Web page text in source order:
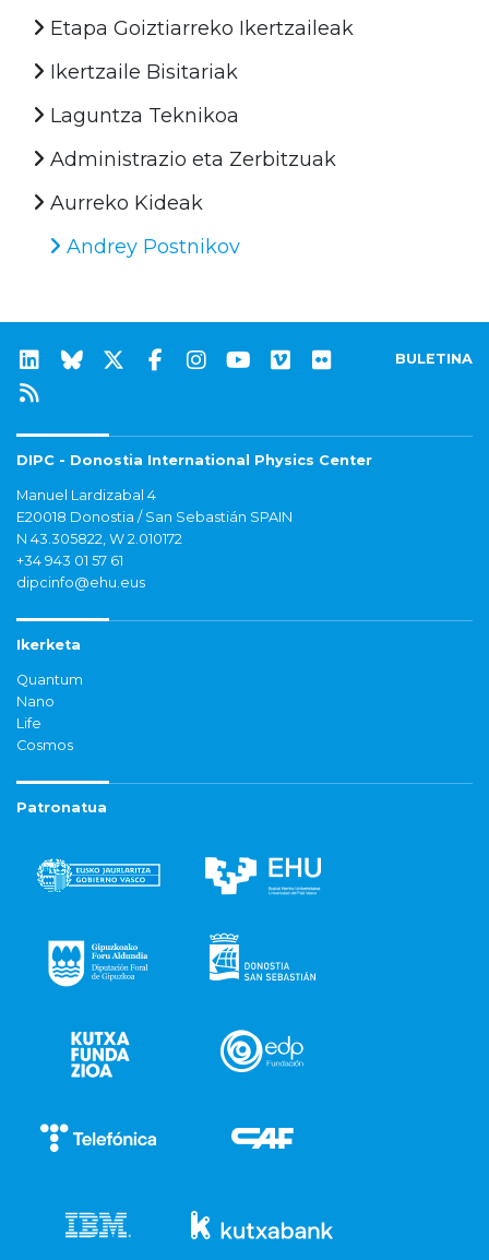
Etapa Goiztiarreko Ikertzaileak
Ikertzaile Bisitariak
Laguntza Teknikoa
Administrazio eta Zerbitzuak
Aurreko Kideak
Andrey Postnikov
BULETINA
DIPC - Donostia International Physics Center
Manuel Lardizabal 4
E20018 Donostia / San Sebastián SPAIN
N 43.305822, W 2.010172
+34 943 01 57 61
dipcinfo@ehu.eus
Ikerketa
Quantum
Nano
Life
Cosmos
Patronatua